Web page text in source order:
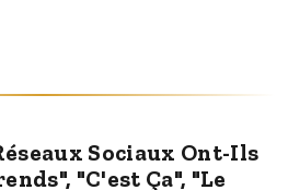
Sociaux Ont-Ils
"C'est Ça", "Le